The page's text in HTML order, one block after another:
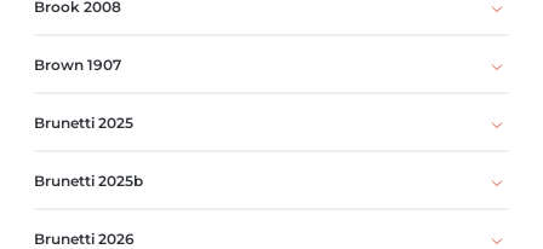
Brook 2008
Brown 1907
Brunetti 2025
Brunetti 2025b
Brunetti 2026